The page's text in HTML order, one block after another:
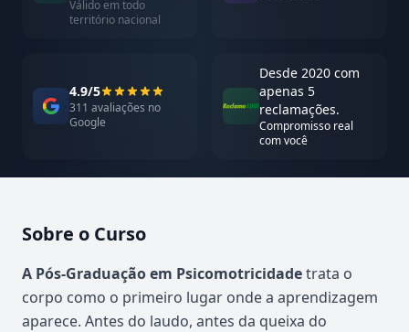
Válido em todo
território nacional
4.9/5
311 avaliações no
Google
Desde 2020 com
apenas 5
reclamações.
Compromisso real
com você
Sobre o Curso
Atualizado em abril de 2026
A Pós-Graduação em Psicomotricidadetrata o
corpo como o primeiro lugar onde a aprendizagem
aparece. Antes do laudo, antes da queixa do